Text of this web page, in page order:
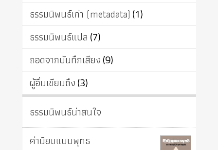
ธรรมนิพนธ์เก่า (metadata) (1)
ธรรมนิพนธ์แปล (7)
ถอดจากบันทึกเสียง(9)
ผู้อื่นเขียนถึง(3)
ธรรมนิพนธ์น่าสนใจ
ค่านิยมแบบพุทธ